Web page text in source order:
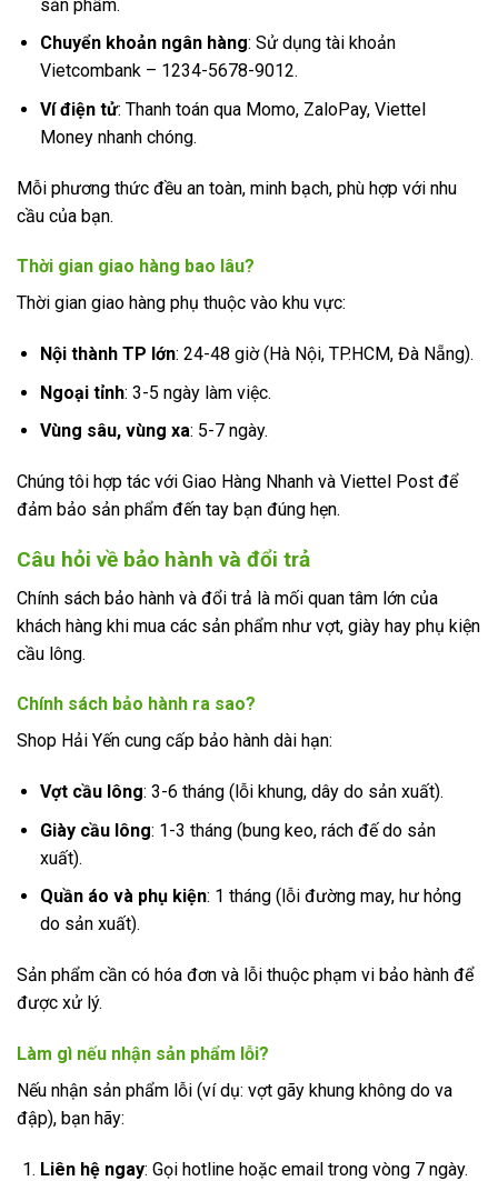
sản phẩm.
Chuyển khoản ngân hàng: Sử dụng tài khoản
Vietcombank – 1234-5678-9012.
Ví điện tử: Thanh toán qua Momo, ZaloPay, Viettel
Money nhanh chóng.
Mỗi phương thức đều an toàn, minh bạch, phù hợp với nhu
cầu của bạn.
Thời gian giao hàng bao lâu?
Thời gian giao hàng phụ thuộc vào khu vực:
Nội thành TP lớn: 24-48 giờ (Hà Nội, TP.HCM, Đà Nẵng).
Ngoại tỉnh: 3-5 ngày làm việc.
Vùng sâu, vùng xa: 5-7 ngày.
Chúng tôi hợp tác với Giao Hàng Nhanh và Viettel Post để
đảm bảo sản phẩm đến tay bạn đúng hẹn.
Câu hỏi về bảo hành và đổi trả
Chính sách bảo hành và đổi trả là mối quan tâm lớn của
khách hàng khi mua các sản phẩm như vợt, giày hay phụ kiện
cầu lông.
Chính sách bảo hành ra sao?
Shop Hải Yến cung cấp bảo hành dài hạn:
Vợt cầu lông: 3-6 tháng (lỗi khung, dây do sản xuất).
Giày cầu lông: 1-3 tháng (bung keo, rách đế do sản
xuất).
Quần áo và phụ kiện: 1 tháng (lỗi đường may, hư hỏng
do sản xuất).
Sản phẩm cần có hóa đơn và lỗi thuộc phạm vi bảo hành để
được xử lý.
Làm gì nếu nhận sản phẩm lỗi?
Nếu nhận sản phẩm lỗi (ví dụ: vợt gãy khung không do va
đập), bạn hãy:
Liên hệ ngay: Gọi hotline hoặc email trong vòng 7 ngày.